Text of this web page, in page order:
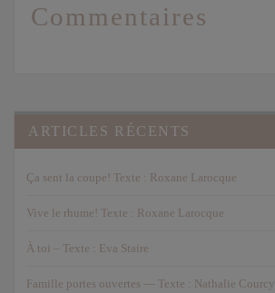
Commentaires
ARTICLES RÉCENTS
Ça sent la coupe! Texte : Roxane Larocque
Vive le rhume! Texte : Roxane Larocque
À toi – Texte : Eva Staire
Famille portes ouvertes — Texte : Nathalie Courcy